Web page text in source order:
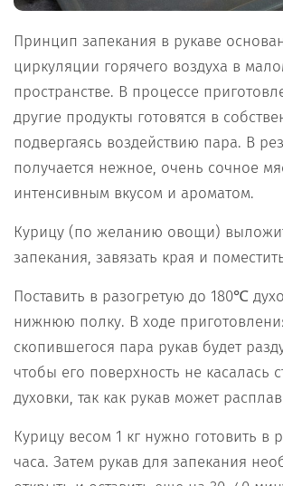
Принцип запекания в рукаве
циркуляции горячего воздуха в
пространстве. В процессе
другие продукты готовятся в
подвергаясь воздействию пара. В
получается нежное, очень сочное
интенсивным вкусом и ароматом.
Курицу (по желанию овощи)
запекания, завязать края и
Поставить в разогретую до 180℃
нижнюю полку. В ходе
скопившегося пара рукав будет
чтобы его поверхность не касалась
духовки, так как рукав может
Курицу весом 1 кг нужно готовить в
часа. Затем рукав для запекания